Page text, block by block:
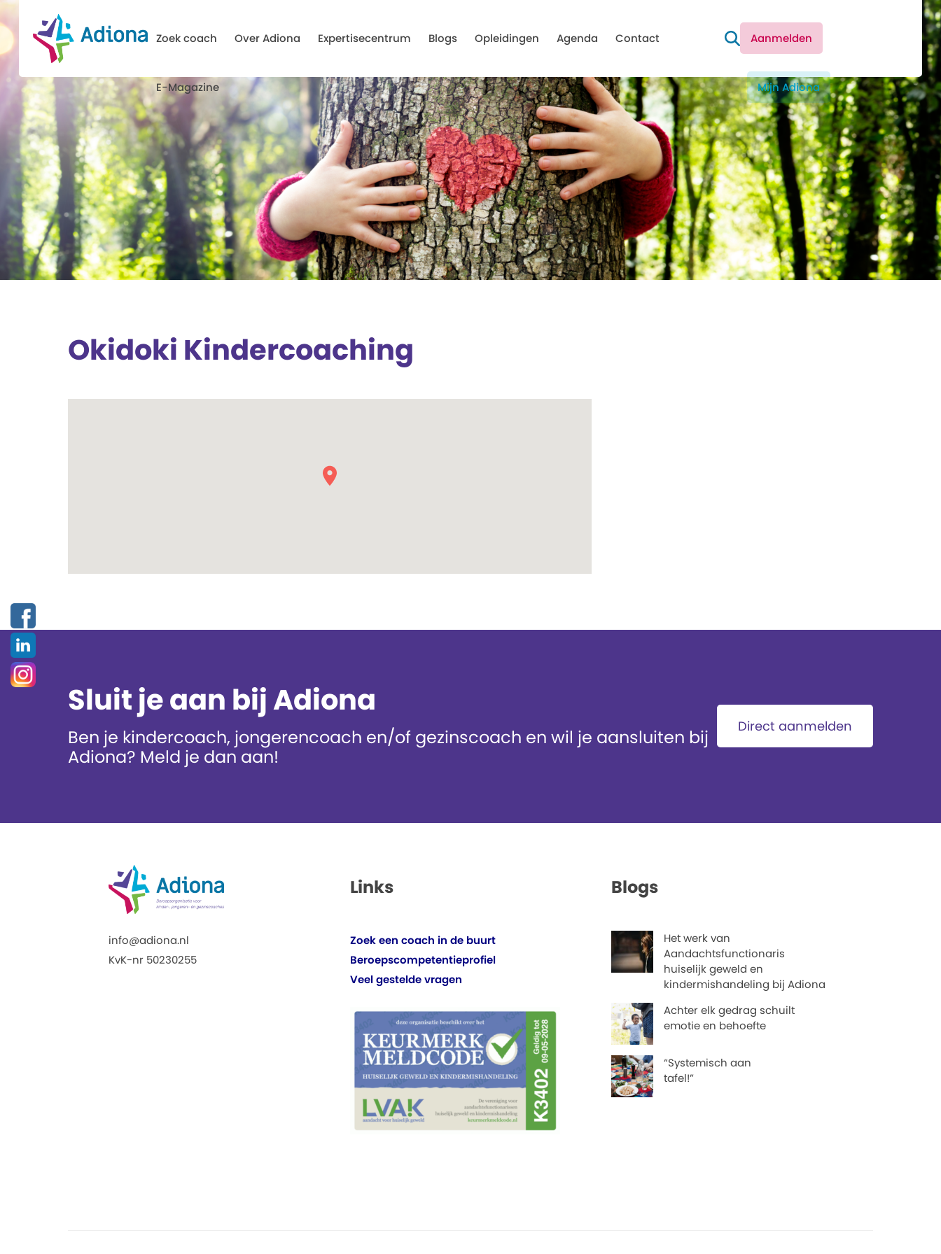
Zoek coach Over Adiona Expertisecentrum Blogs Opleidingen Agenda Contact
E-Magazine
Aanmelden
Mijn Adiona
Okidoki Kindercoaching
Sluit je aan bij Adiona
Ben je kindercoach, jongerencoach en/of gezinscoach en wil je aansluiten bij
Adiona? Meld je dan aan!
Direct aanmelden
info@adiona.nl
KvK-nr 50230255
Links
Zoek een coach in de buurt
Beroepscompetentieprofiel
Veel gestelde vragen
Blogs
Het werk van
Aandachtsfunctionaris
huiselijk geweld en
kindermishandeling bij Adiona
Achter elk gedrag schuilt
emotie en behoefte
“Systemisch aan
tafel!”